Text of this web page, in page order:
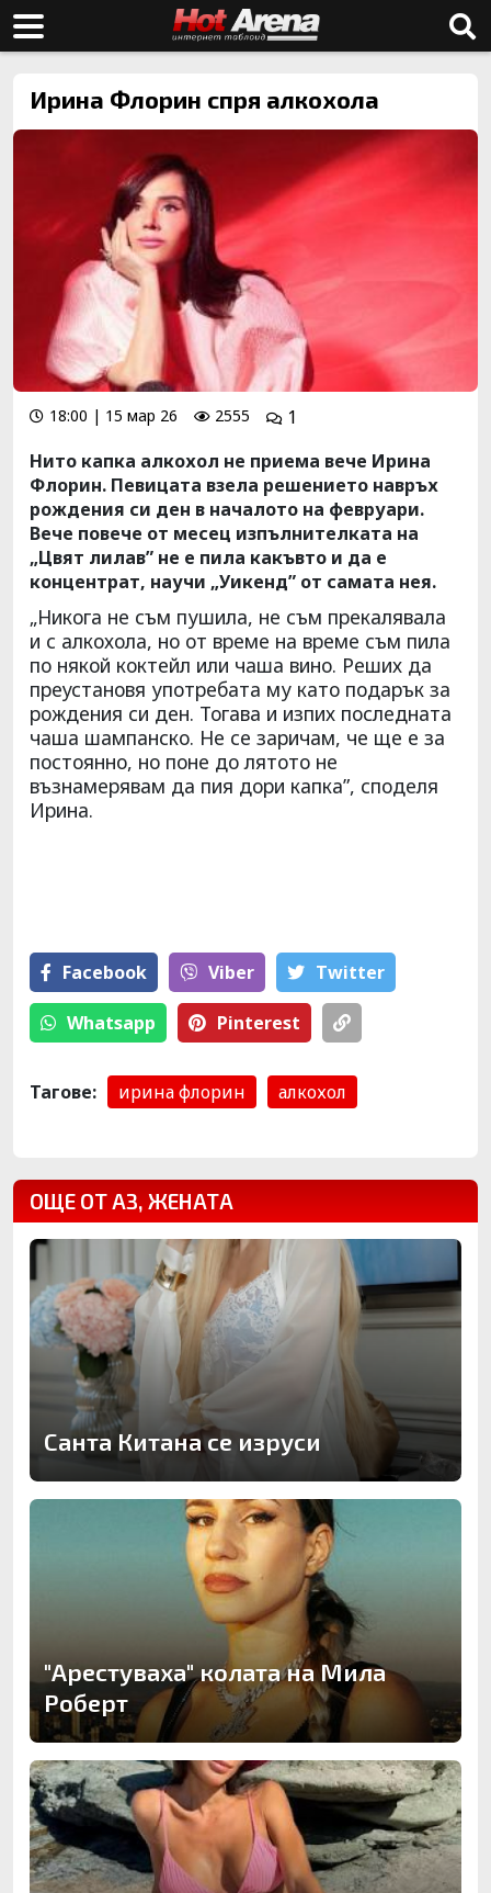
Ирина Флорин спря алкохола
18:00 | 15 мар 26 2555
1
Нито капка алкохол не приема вече Ирина
Флорин. Певицата взела решението навръх
рождения си ден в началото на февруари.
Вече повече от месец изпълнителката на
„Цвят лилав” не е пила какъвто и да е
концентрат, научи „Уикенд” от самата нея.
„Никога не съм пушила, не съм прекалявала
и с алкохола, но от време на време съм пила
по някой коктейл или чаша вино. Реших да
преустановя употребата му като подарък за
рождения си ден. Тогава и изпих последната
чаша шампанско. Не се заричам, че ще е за
постоянно, но поне до лятото не
възнамерявам да пия дори капка”, споделя
Ирина.
Facebook Viber Тwitter
Whatsapp Pinterest
Тагове: ирина флорин алкохол
ОЩЕ ОТ АЗ, ЖЕНАТА
Санта Китана се изруси
"Арестуваха" колата на Мила
Роберт